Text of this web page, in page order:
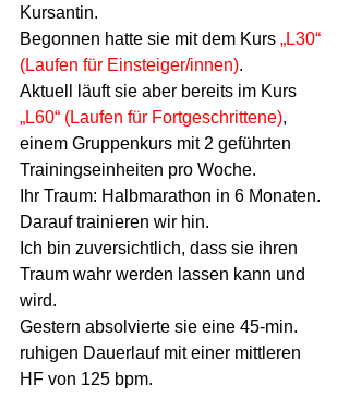
Kursantin.
Begonnen hatte sie mit dem Kurs „L30“
(Laufen für Einsteiger/innen).
Aktuell läuft sie aber bereits im Kurs
„L60“ (Laufen für Fortgeschrittene),
einem Gruppenkurs mit 2 geführten
Trainingseinheiten pro Woche.
Ihr Traum: Halbmarathon in 6 Monaten.
Darauf trainieren wir hin.
Ich bin zuversichtlich, dass sie ihren
Traum wahr werden lassen kann und
wird.
Gestern absolvierte sie eine 45-min.
ruhigen Dauerlauf mit einer mittleren
HF von 125 bpm.